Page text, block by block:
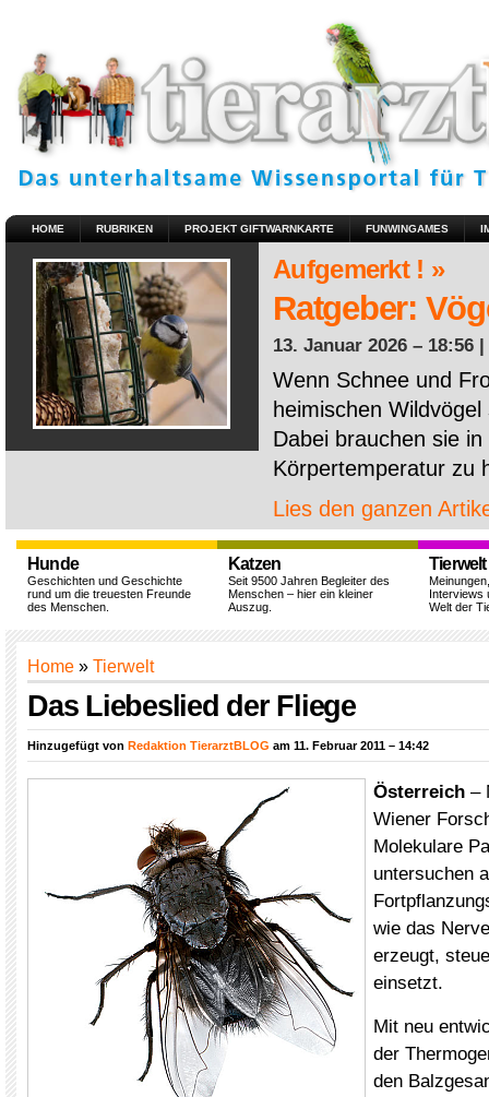
HOME RUBRIKEN PROJEKT GIFTWARNKARTE FUNWINGAMES
Aufgemerkt ! »
Ratgeber:
13. Januar 2026 – 18:56 |
Wenn Schnee und
heimischen
Dabei brauchen sie
Körpertemperatur zu
Lies den ganzen
Hunde
Geschichten und Geschichte
rund um die treuesten Freunde
des Menschen.
Katzen
Seit 9500 Jahren Begleiter des
Menschen – hier ein kleiner
Auszug.
Tierwelt
Interviews
Welt der
Home » Tierwelt
Das Liebeslied der Fliege
Hinzugefügt von Redaktion TierarztBLOG am 11. Februar 2011 – 14:42
Österreich –
Wiener
Molekulare
untersuchen
wie das
erzeugt,
einsetzt.
Mit neu
der
den